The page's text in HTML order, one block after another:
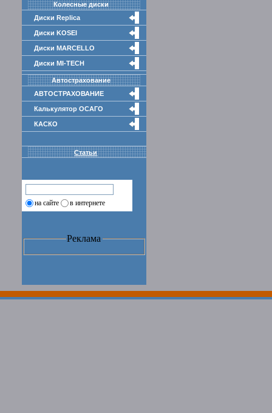
Колесные диски
Диски Replica
Диски KOSEI
Диски MARCELLO
Диски MI-TECH
Автострахование
АВТОСТРАХОВАНИЕ
Калькулятор ОСАГО
КАСКО
Статьи
на сайте в интернете
Реклама